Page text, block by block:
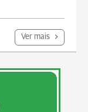
Ver mais